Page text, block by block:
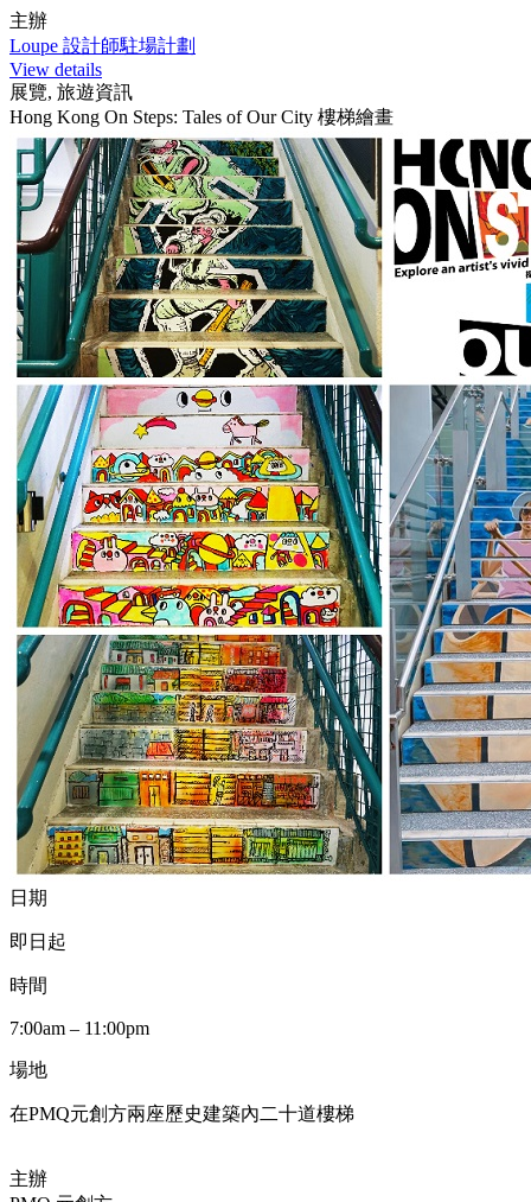
主辦
Loupe 設計師駐場計劃
View details
展覽, 旅遊資訊
Hong Kong On Steps: Tales of Our City 樓梯繪畫
日期
即日起
時間
7:00am – 11:00pm
場地
在PMQ元創方兩座歷史建築內二十道樓梯
主辦